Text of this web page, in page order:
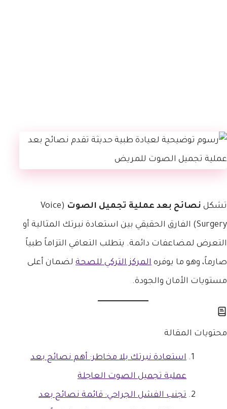
تشكل نصائح بعد عملية تجميل الصوت (Voice
Surgery) الفارق الحقيقي بين استعادة نبرتك المثالية أو
التعرض لمضاعفات دائمة. يتطلب التعافي التزاماً طبياً
صارماً، وهو ما يوفره المركز التركي للصحة لضمان أعلى
مستويات الأمان والجودة.
محتويات المقالة
استعادة نبرتك بلا مخاطر: أهم نصائح بعد
عملية تجميل الصوت العاجلة
تجنب الفشل الجراحي: قائمة نصائح بعد